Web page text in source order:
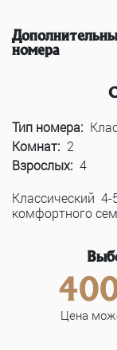
номера
Тип номера:
Комнат: 2
Взрослых: 4
Классический
комфортного
Цена